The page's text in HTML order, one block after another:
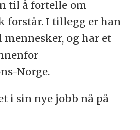
til å fortelle om
forstår. I tillegg er han
og har et
Norge.
i sin nye jobb nå på